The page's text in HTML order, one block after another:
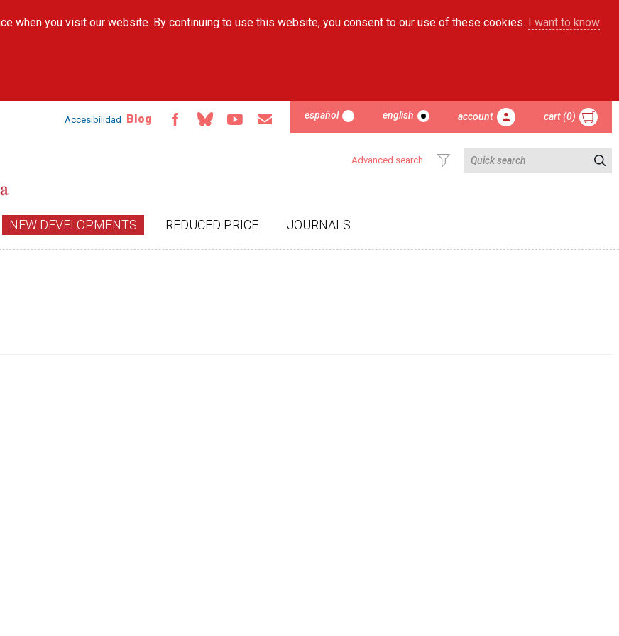
main
when you visit our website. By continuing to use this website, you consent to our use of these cookies. I want to know
Accesibilidad Blog español english account cart (0)
Advanced search
NEW DEVELOPMENTS REDUCED PRICE JOURNALS